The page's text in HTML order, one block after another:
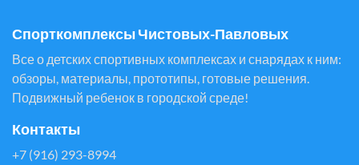
Спорткомплексы Чистовых-Павловых
Все о детских спортивных комплексах и снарядах к ним:
обзоры, материалы, прототипы, готовые решения.
Подвижный ребенок в городской среде!
Контакты
+7 (916) 293-8994